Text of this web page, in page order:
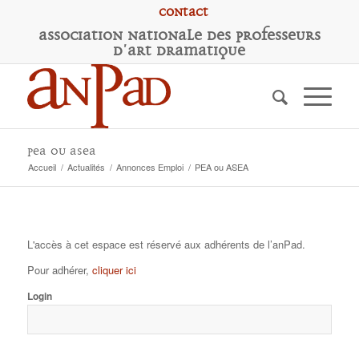
Contact
Association Nationale des Professeurs
d'Art Dramatique
PEA ou ASEA
Accueil / Actualités / Annonces Emploi / PEA ou ASEA
L'accès à cet espace est réservé aux adhérents de l’anPad.
Pour adhérer, cliquer ici
Login